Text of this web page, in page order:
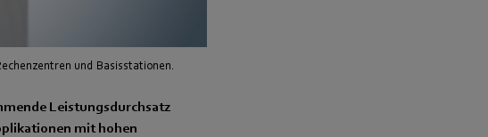
und Basisstationen.
Leistungsdurchsatz
mit hohen